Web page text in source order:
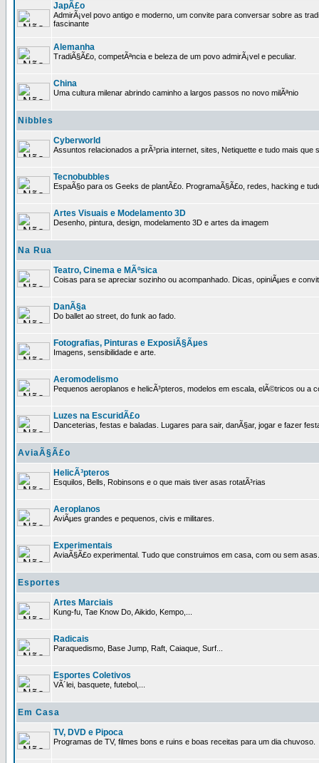
JapÃ£o
AdmirÃ¡vel povo antigo e moderno, um convite para conversar sobre as
fascinante
Alemanha
TradiÃ§Ã£o, competÃªncia e beleza de um povo admirÃ¡vel e peculiar.
China
Uma cultura milenar abrindo caminho a largos passos no novo milÃªnio
Nibbles
Cyberworld
Assuntos relacionados a prÃ³pria internet, sites, Netiquette e tudo mais que
Tecnobubbles
EspaÃ§o para os Geeks de plantÃ£o. ProgramaÃ§Ã£o, redes, hacking e
Artes Visuais e Modelamento 3D
Desenho, pintura, design, modelamento 3D e artes da imagem
Na Rua
Teatro, Cinema e MÃºsica
Coisas para se apreciar sozinho ou acompanhado. Dicas, opiniÃµes e
DanÃ§a
Do ballet ao street, do funk ao fado.
Fotografias, Pinturas e ExposiÃ§Ãµes
Imagens, sensibilidade e arte.
Aeromodelismo
Pequenos aeroplanos e helicÃ³pteros, modelos em escala, elÃ©tricos ou a
Luzes na EscuridÃ£o
Danceterias, festas e baladas. Lugares para sair, danÃ§ar, jogar e fazer
AviaÃ§Ã£o
HelicÃ³pteros
Esquilos, Bells, Robinsons e o que mais tiver asas rotatÃ³rias
Aeroplanos
AviÃµes grandes e pequenos, civis e militares.
Experimentais
AviaÃ§Ã£o experimental. Tudo que construimos em casa, com ou sem asas.
Esportes
Artes Marciais
Kung-fu, Tae Know Do, Aikido, Kempo,...
Radicais
Paraquedismo, Base Jump, Raft, Caiaque, Surf...
Esportes Coletivos
VÃ´lei, basquete, futebol,...
Em Casa
TV, DVD e Pipoca
Programas de TV, filmes bons e ruins e boas receitas para um dia chuvoso.